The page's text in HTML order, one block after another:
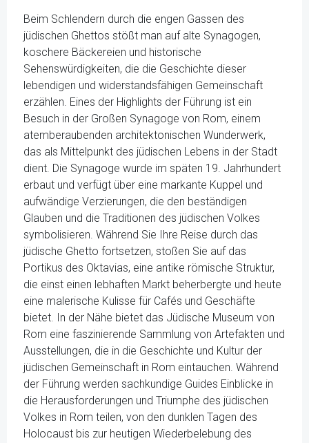
Beim Schlendern durch die engen Gassen des
jüdischen Ghettos stößt man auf alte Synagogen,
koschere Bäckereien und historische
Sehenswürdigkeiten, die die Geschichte dieser
lebendigen und widerstandsfähigen Gemeinschaft
erzählen. Eines der Highlights der Führung ist ein
Besuch in der Großen Synagoge von Rom, einem
atemberaubenden architektonischen Wunderwerk,
das als Mittelpunkt des jüdischen Lebens in der Stadt
dient. Die Synagoge wurde im späten 19. Jahrhundert
erbaut und verfügt über eine markante Kuppel und
aufwändige Verzierungen, die den beständigen
Glauben und die Traditionen des jüdischen Volkes
symbolisieren. Während Sie Ihre Reise durch das
jüdische Ghetto fortsetzen, stoßen Sie auf das
Portikus des Oktavias, eine antike römische Struktur,
die einst einen lebhaften Markt beherbergte und heute
eine malerische Kulisse für Cafés und Geschäfte
bietet. In der Nähe bietet das Jüdische Museum von
Rom eine faszinierende Sammlung von Artefakten und
Ausstellungen, die in die Geschichte und Kultur der
jüdischen Gemeinschaft in Rom eintauchen. Während
der Führung werden sachkundige Guides Einblicke in
die Herausforderungen und Triumphe des jüdischen
Volkes in Rom teilen, von den dunklen Tagen des
Holocaust bis zur heutigen Wiederbelebung des